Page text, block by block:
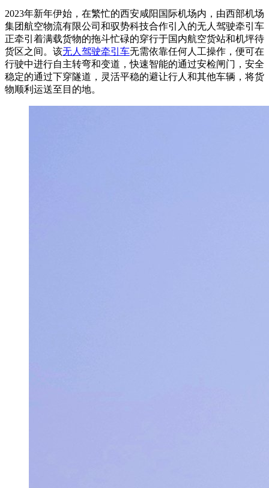
2023年新年伊始，在繁忙的西安咸阳国际机场内，由西部机场
集团航空物流有限公司和驭势科技合作引入的无人驾驶牵引车
正牵引着满载货物的拖斗忙碌的穿行于国内航空货站和机坪待
货区之间。该无人驾驶牵引车无需依靠任何人工操作，便可在
行驶中进行自主转弯和变道，快速智能的通过安检闸门，安全
稳定的通过下穿隧道，灵活平稳的避让行人和其他车辆，将货
物顺利运送至目的地。